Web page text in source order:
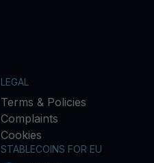
LEGAL
Terms & Policies
Complaints
Cookies
STABLECOINS FOR EU